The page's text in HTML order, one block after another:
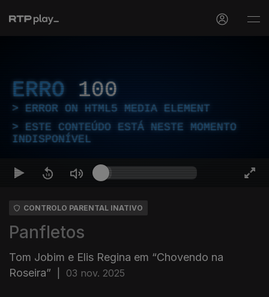
ERRO 100
ERROR ON HTML5 MEDIA ELEMENT
ESTE CONTEÚDO ESTÁ NESTE MOMENTO
INDISPONÍVEL
CONTROLO PARENTAL INATIVO
Panfletos
Tom Jobim e Elis Regina em “Chovendo na
Roseira”
03 nov. 2025